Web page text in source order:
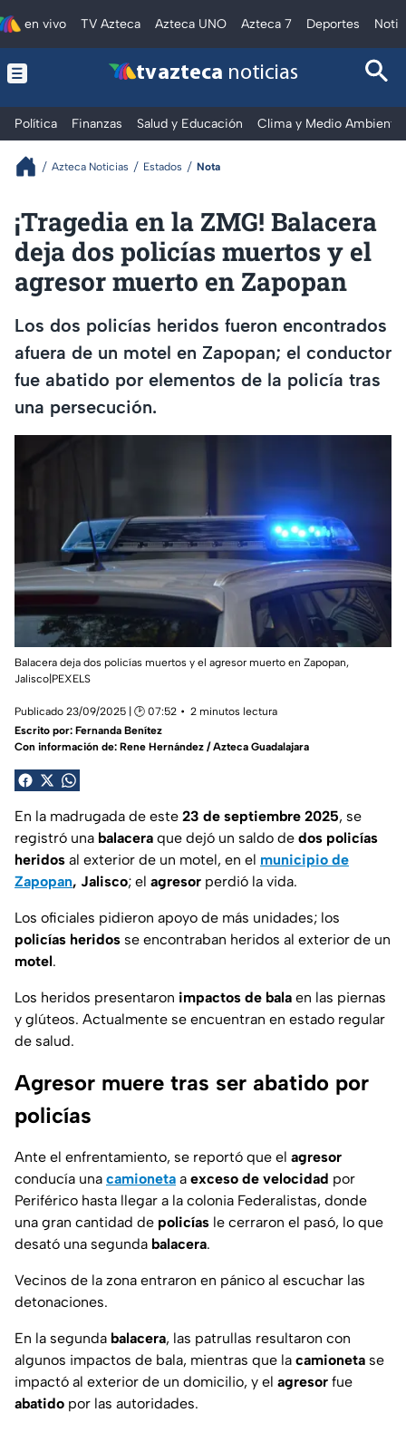
en vivo TV Azteca Azteca UNO Azteca 7 Deportes
tv azteca noticias
Política Finanzas Salud y Educación Clima y Medio Ambiente
Azteca Noticias Estados Nota
¡Tragedia en la ZMG! Balacera
deja dos policías muertos y el
agresor muerto en Zapopan
Los dos policías heridos fueron encontrados
afuera de un motel en Zapopan; el conductor
fue abatido por elementos de la policía tras
una persecución.
Balacera deja dos policías muertos y el agresor muerto en Zapopan,
Jalisco|PEXELS
Publicado 23/09/2025 | 🕑 07:52
2 minutos lectura
Escrito por: Fernanda Benítez
Con información de: Rene Hernández / Azteca Guadalajara
En la madrugada de este 23 de septiembre 2025, se
registró una balacera que dejó un saldo de dos policías
heridos al exterior de un motel, en el municipio de
Zapopan, Jalisco; el agresor perdió la vida.
Los oficiales pidieron apoyo de más unidades; los
policías heridos se encontraban heridos al exterior de un
motel.
Los heridos presentaron impactos de bala en las piernas
y glúteos. Actualmente se encuentran en estado regular
de salud.
Agresor muere tras ser abatido por
policías
Ante el enfrentamiento, se reportó que el agresor
conducía una camioneta a exceso de velocidad por
Periférico hasta llegar a la colonia Federalistas, donde
una gran cantidad de policías le cerraron el pasó, lo que
desató una segunda balacera.
Vecinos de la zona entraron en pánico al escuchar las
detonaciones.
En la segunda balacera, las patrullas resultaron con
algunos impactos de bala, mientras que la camioneta se
impactó al exterior de un domicilio, y el agresor fue
abatido por las autoridades.